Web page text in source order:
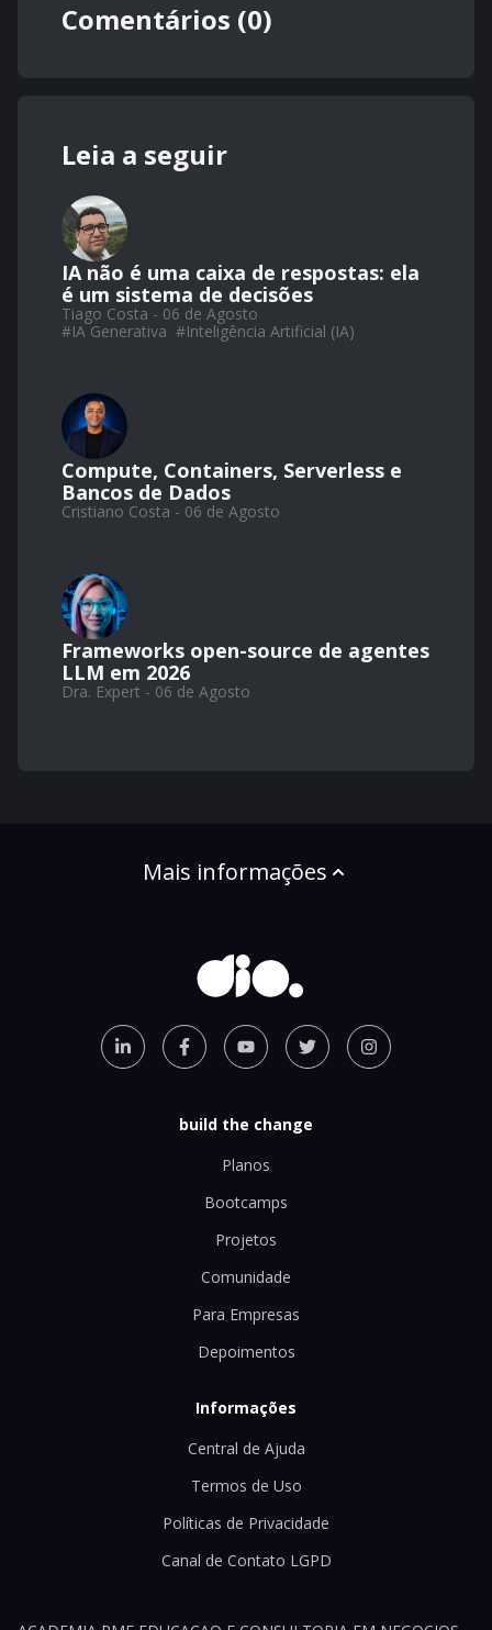
Comentários (0)
Leia a seguir
IA não é uma caixa de respostas: ela
é um sistema de decisões
Tiago Costa - 06 de Agosto
#IA Generativa #Inteligência Artificial (IA)
Compute, Containers, Serverless e
Bancos de Dados
Cristiano Costa - 06 de Agosto
Frameworks open-source de agentes
LLM em 2026
Dra. Expert - 06 de Agosto
Mais informações
build the change
Planos
Bootcamps
Projetos
Comunidade
Para Empresas
Depoimentos
Informações
Central de Ajuda
Termos de Uso
Políticas de Privacidade
Canal de Contato LGPD